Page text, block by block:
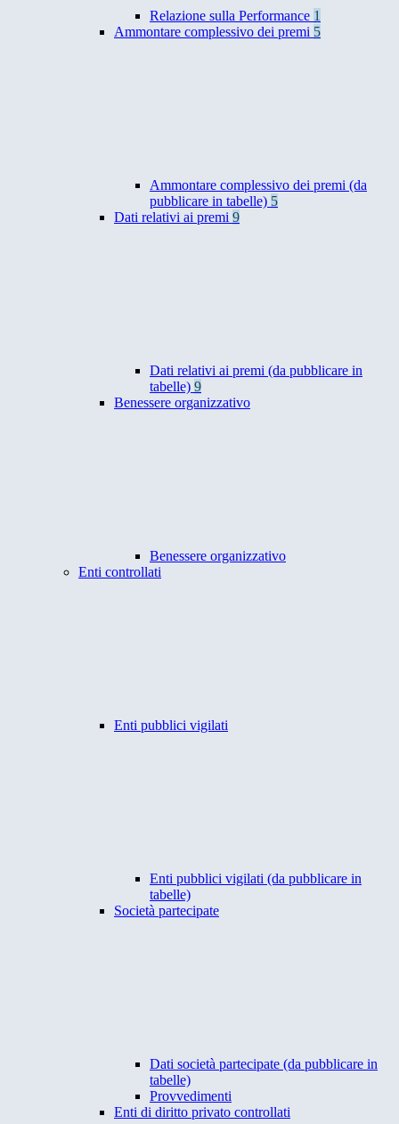
Relazione sulla Performance 1
Ammontare complessivo dei premi 5
Ammontare complessivo dei premi (da
pubblicare in tabelle) 5
Dati relativi ai premi 9
Dati relativi ai premi (da pubblicare in
tabelle) 9
Benessere organizzativo
Benessere organizzativo
Enti controllati
Enti pubblici vigilati
Enti pubblici vigilati (da pubblicare in
tabelle)
Società partecipate
Dati società partecipate (da pubblicare in
tabelle)
Provvedimenti
Enti di diritto privato controllati